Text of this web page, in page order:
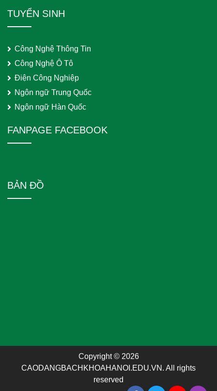
TUYỂN SINH
Công Nghệ Thông Tin
Công Nghệ Ô Tô
Điện Công Nghiệp
Ngôn ngữ Trung Quốc
Ngôn ngữ Hàn Quốc
FANPAGE FACEBOOK
BẢN ĐỒ
Copyright © 2026
CAODANGBACHKHOAHANOI.EDU.VN. All rights
reserved